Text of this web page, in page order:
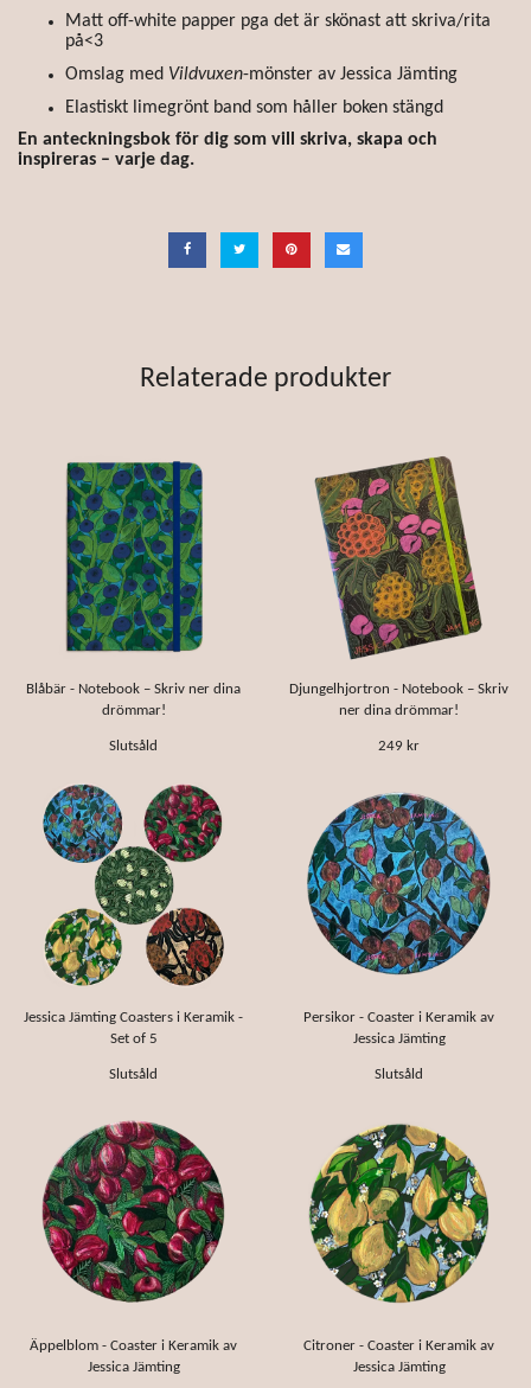
Matt off-white papper pga det är skönast att skriva/rita
på<3
Omslag med Vildvuxen-mönster av Jessica Jämting
Elastiskt limegrönt band som håller boken stängd
En anteckningsbok för dig som vill skriva, skapa och
inspireras – varje dag.
Relaterade produkter
Blåbär - Notebook – Skriv ner dina
drömmar!
Slutsåld
Djungelhjortron - Notebook – Skriv
ner dina drömmar!
249 kr
Jessica Jämting Coasters i Keramik -
Set of 5
Slutsåld
Persikor - Coaster i Keramik av
Jessica Jämting
Slutsåld
Äppelblom - Coaster i Keramik av
Jessica Jämting
Citroner - Coaster i Keramik av
Jessica Jämting